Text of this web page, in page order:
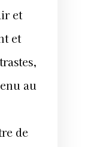
et
et
au
de